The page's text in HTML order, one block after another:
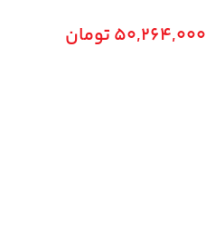
50,264,000تومان